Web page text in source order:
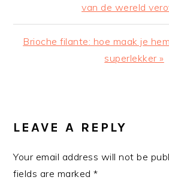
van de wereld
Next
Brioche filante: hoe maak je
superlekker »
INTERACTIONS
LEAVE A REPLY
Your email address will not be
fields are marked*